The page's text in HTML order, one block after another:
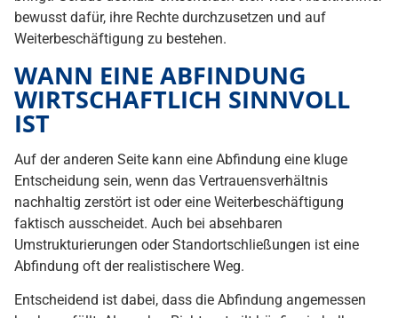
bewusst dafür, ihre Rechte durchzusetzen und auf
Weiterbeschäftigung zu bestehen.
WANN EINE ABFINDUNG
WIRTSCHAFTLICH SINNVOLL
IST
Auf der anderen Seite kann eine Abfindung eine kluge
Entscheidung sein, wenn das Vertrauensverhältnis
nachhaltig zerstört ist oder eine Weiterbeschäftigung
faktisch ausscheidet. Auch bei absehbaren
Umstrukturierungen oder Standortschließungen ist eine
Abfindung oft der realistischere Weg.
Entscheidend ist dabei, dass die Abfindung angemessen